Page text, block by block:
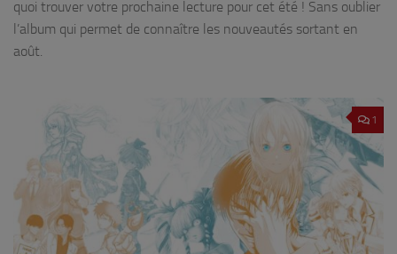
quoi trouver votre prochaine lecture pour cet été ! Sans oublier
l’album qui permet de connaître les nouveautés sortant en
août.
1